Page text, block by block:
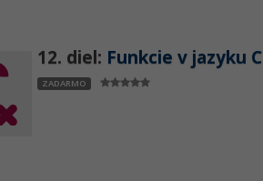
12. diel: Funkcie v jazyku C
ZADARMO